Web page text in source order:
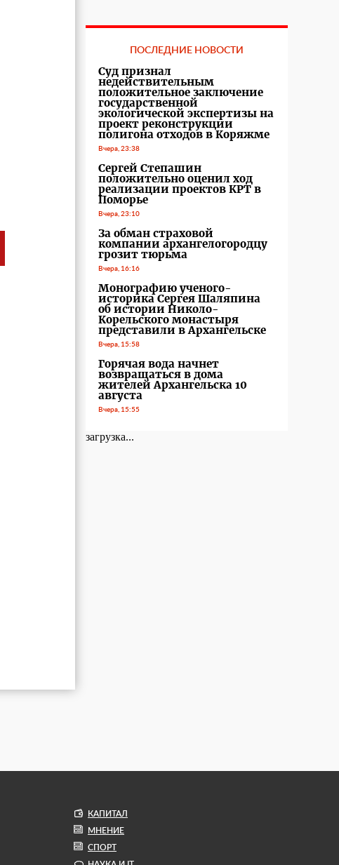
ПОСЛЕДНИЕ НОВОСТИ
Суд признал
недействительным
положительное заключение
государственной
экологической экспертизы на
проект реконструкции
полигона отходов в Коряжме
Вчера, 23:38
Сергей Степашин
положительно оценил ход
реализации проектов КРТ в
Поморье
Вчера, 23:10
За обман страховой
компании архангелогородцу
грозит тюрьма
Вчера, 16:16
Монографию ученого-
историка Сергея Шаляпина
об истории Николо-
Корельского монастыря
представили в Архангельске
Вчера, 15:58
Горячая вода начнет
возвращаться в дома
жителей Архангельска 10
августа
Вчера, 15:55
загрузка...
КАПИТАЛ
МНЕНИЕ
СПОРТ